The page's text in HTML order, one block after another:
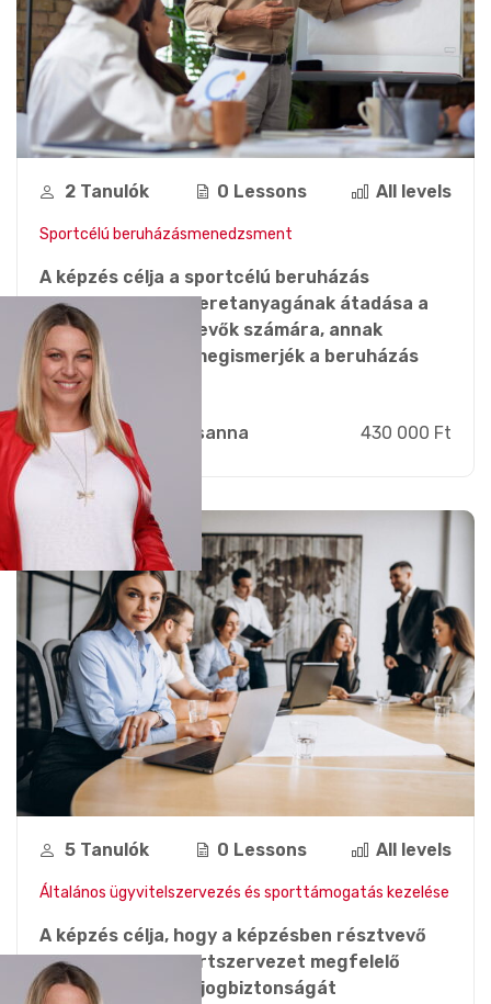
2 Tanulók 0 Lessons All levels
Sportcélú beruházásmenedzsment
A képzés célja a sportcélú beruházás
menedzsment ismeretanyagának átadása a
képzésben résztvevők számára, annak
érdekében, hogy megismerjék a beruházás
menedzsment...
Zsebi Zsuzsanna 430 000 Ft
5 Tanulók 0 Lessons All levels
Általános ügyvitelszervezés és sporttámogatás kezelése
A képzés célja, hogy a képzésben résztvevő
ismerje meg a sportszervezet megfelelő
gazdálkodását és jogbiztonságát